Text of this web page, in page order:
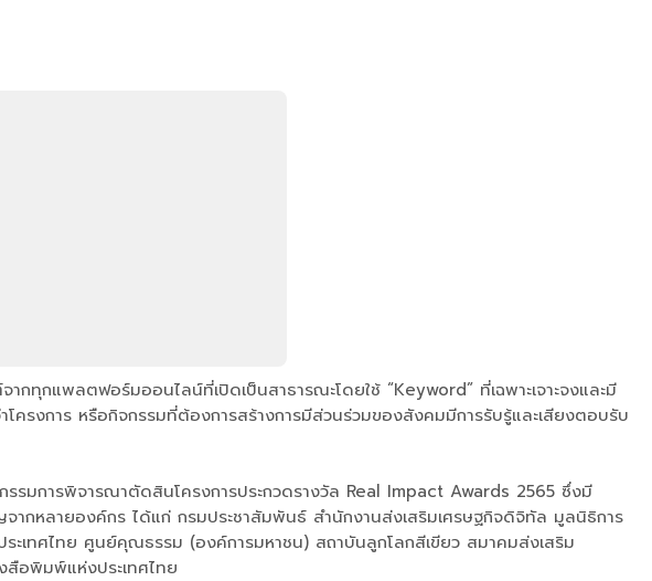
ทุกแพลตฟอร์มออนไลน์ที่เปิดเป็นสาธารณะโดยใช้ “Keyword” ที่เฉพาะเจาะจงและมี
ครงการ หรือกิจกรรมที่ต้องการสร้างการมีส่วนร่วมของสังคมมีการรับรู้และเสียงตอบรับ
มการพิจารณาตัดสินโครงการประกวดรางวัล Real Impact Awards 2565 ซึ่งมี
กหลายองค์กร ได้แก่ กรมประชาสัมพันธ์ สำนักงานส่งเสริมเศรษฐกิจดิจิทัล มูลนิธิการ
ทศไทย ศูนย์คุณธรรม (องค์การมหาชน) สถาบันลูกโลกสีเขียว สมาคมส่งเสริม
อพิมพ์แห่งประเทศไทย